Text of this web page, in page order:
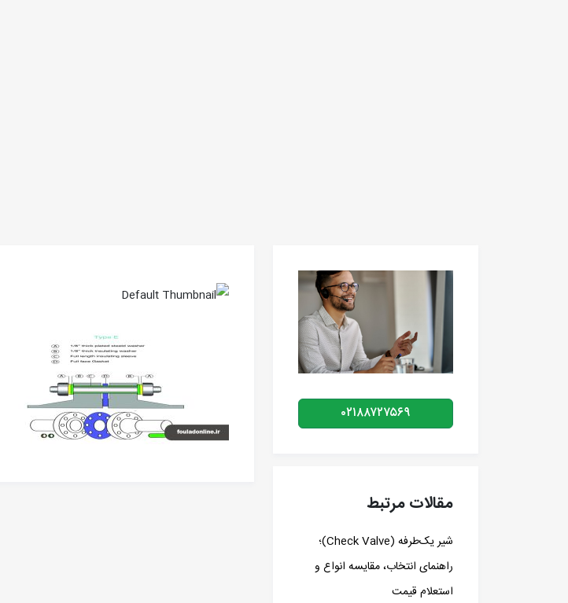
۰۲۱۸۸۷۲۷۵۶۹
مقالات مرتبط
شیر یک‌طرفه (Check Valve)؛
راهنمای انتخاب، مقایسه انواع و
استعلام قیمت